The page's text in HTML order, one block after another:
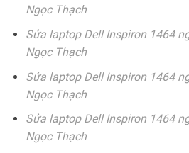
Ngọc Thạch
Sửa laptop Dell Inspiron 1464
Ngọc Thạch
Sửa laptop Dell Inspiron 1464
Ngọc Thạch
Sửa laptop Dell Inspiron 1464
Ngọc Thạch